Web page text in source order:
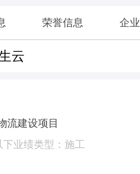
荣誉信息 企
云
流建设项目
下业绩类型：施工